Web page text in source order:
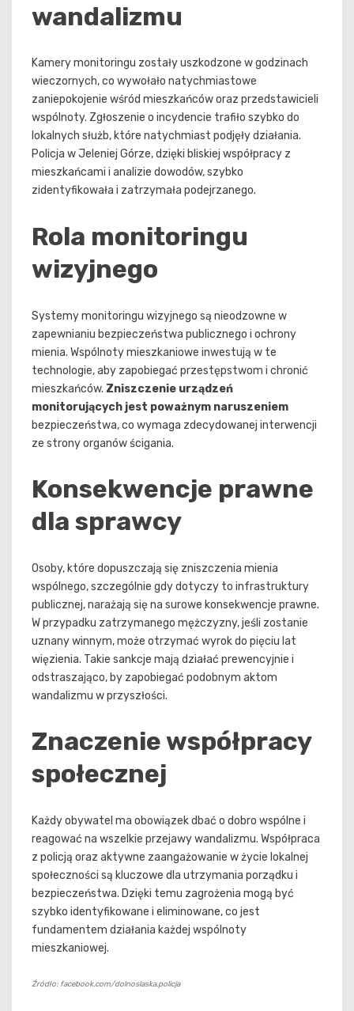
wandalizmu
Kamery monitoringu zostały uszkodzone w godzinach
wieczornych, co wywołało natychmiastowe
zaniepokojenie wśród mieszkańców oraz przedstawicieli
wspólnoty. Zgłoszenie o incydencie trafiło szybko do
lokalnych służb, które natychmiast podjęły działania.
Policja w Jeleniej Górze, dzięki bliskiej współpracy z
mieszkańcami i analizie dowodów, szybko
zidentyfikowała i zatrzymała podejrzanego.
Rola monitoringu
wizyjnego
Systemy monitoringu wizyjnego są nieodzowne w
zapewnianiu bezpieczeństwa publicznego i ochrony
mienia. Wspólnoty mieszkaniowe inwestują w te
technologie, aby zapobiegać przestępstwom i chronić
mieszkańców. Zniszczenie urządzeń
monitorujących jest poważnym naruszeniem
bezpieczeństwa, co wymaga zdecydowanej interwencji
ze strony organów ścigania.
Konsekwencje prawne
dla sprawcy
Osoby, które dopuszczają się zniszczenia mienia
wspólnego, szczególnie gdy dotyczy to infrastruktury
publicznej, narażają się na surowe konsekwencje prawne.
W przypadku zatrzymanego mężczyzny, jeśli zostanie
uznany winnym, może otrzymać wyrok do pięciu lat
więzienia. Takie sankcje mają działać prewencyjnie i
odstraszająco, by zapobiegać podobnym aktom
wandalizmu w przyszłości.
Znaczenie współpracy
społecznej
Każdy obywatel ma obowiązek dbać o dobro wspólne i
reagować na wszelkie przejawy wandalizmu. Współpraca
z policją oraz aktywne zaangażowanie w życie lokalnej
społeczności są kluczowe dla utrzymania porządku i
bezpieczeństwa. Dzięki temu zagrożenia mogą być
szybko identyfikowane i eliminowane, co jest
fundamentem działania każdej wspólnoty
mieszkaniowej.
Źródło: facebook.com/dolnoslaska.policja